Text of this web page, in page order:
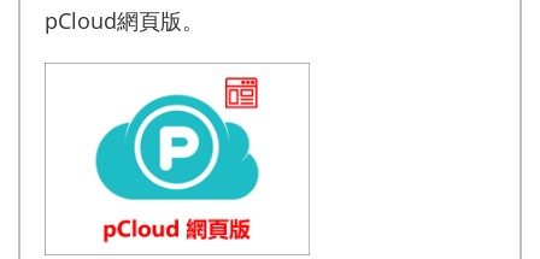
pCloud網頁版。